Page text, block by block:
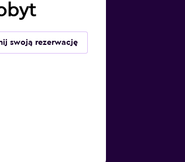
swoją rezerwację